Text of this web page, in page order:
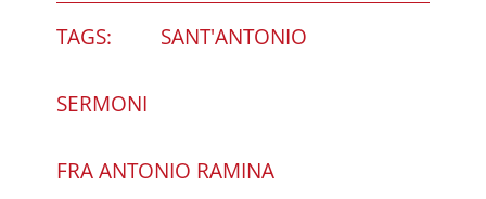
TAGS: SANT'ANTONIO
SERMONI
FRA ANTONIO RAMINA